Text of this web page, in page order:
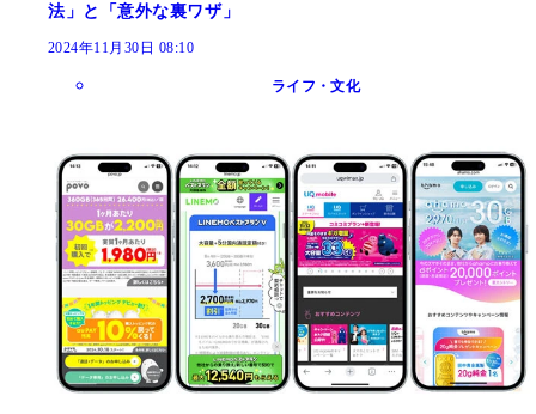
法」と「意外な裏ワザ」
2024年11月30日 08:10
ライフ・文化